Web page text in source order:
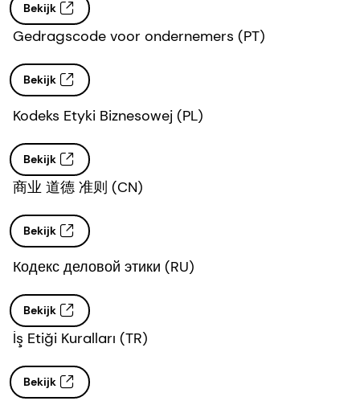
Bekijk
Gedragscode voor ondernemers (PT)
Bekijk
Kodeks Etyki Biznesowej (PL)
Bekijk
商业 道德 准则 (CN)
Bekijk
Кодекс деловой этики (RU)
Bekijk
İş Etiği Kuralları (TR)
Bekijk